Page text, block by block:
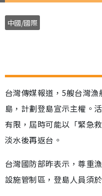
中國/國際
台灣傳媒報道，5艘台灣
島，計劃登島宣示主權。
有限，屆時可能以「緊急
淡水後再返台。
台灣國防部昨表示，尊重
設施管制區，登島人員須